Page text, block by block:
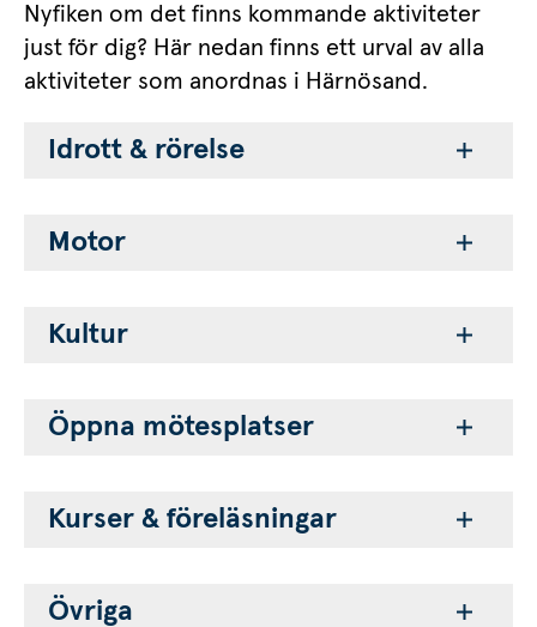
Nyfiken om det finns kommande aktiviteter
just för dig? Här nedan finns ett urval av alla
aktiviteter som anordnas i Härnösand.
Idrott & rörelse
Motor
Kultur
Öppna mötesplatser
Kurser & föreläsningar
Övriga